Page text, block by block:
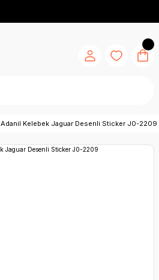
Adanil Kelebek Jaguar Desenli Sticker J0-2209